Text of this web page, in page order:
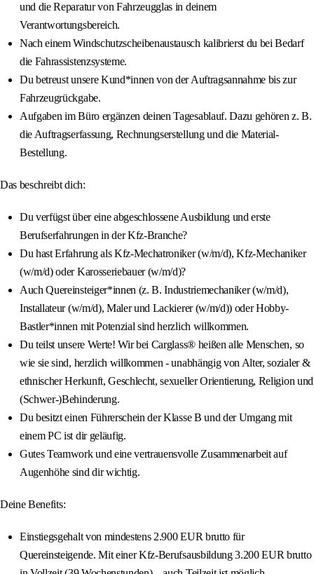
und die Reparatur von Fahrzeugglas in deinem
Verantwortungsbereich.
Nach einem Windschutzscheibenaustausch kalibrierst du bei Bedarf
die Fahrassistenzsysteme.
Du betreust unsere Kund*innen von der Auftragsannahme bis zur
Fahrzeugrückgabe.
Aufgaben im Büro ergänzen deinen Tagesablauf. Dazu gehören z. B.
die Auftragserfassung, Rechnungserstellung und die Material-
Bestellung.
Das beschreibt dich:
Du verfügst über eine abgeschlossene Ausbildung und erste
Berufserfahrungen in der Kfz-Branche?
Du hast Erfahrung als Kfz-Mechatroniker (w/m/d), Kfz-Mechaniker
(w/m/d) oder Karosseriebauer (w/m/d)?
Auch Quereinsteiger*innen (z. B. Industriemechaniker (w/m/d),
Installateur (w/m/d), Maler und Lackierer (w/m/d)) oder Hobby-
Bastler*innen mit Potenzial sind herzlich willkommen.
Du teilst unsere Werte! Wir bei Carglass® heißen alle Menschen, so
wie sie sind, herzlich willkommen - unabhängig von Alter, sozialer &
ethnischer Herkunft, Geschlecht, sexueller Orientierung, Religion und
(Schwer-)Behinderung.
Du besitzt einen Führerschein der Klasse B und der Umgang mit
einem PC ist dir geläufig.
Gutes Teamwork und eine vertrauensvolle Zusammenarbeit auf
Augenhöhe sind dir wichtig.
Deine Benefits:
Einstiegsgehalt von mindestens 2.900 EUR brutto für
Quereinsteigende. Mit einer Kfz-Berufsausbildung 3.200 EUR brutto